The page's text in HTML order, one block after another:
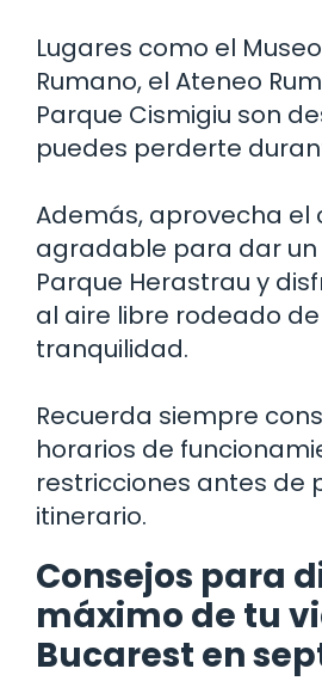
Lugares como el
Rumano, el Ateneo
Parque Cismigiu son
puedes perderte
Además, aprovecha el
agradable para dar
Parque Herastrau y
al aire libre rodeado
tranquilidad.
Recuerda siempre
horarios de
restricciones antes de
itinerario.
Consejos para
máximo de tu
Bucarest en